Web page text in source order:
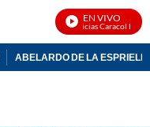
EN VIVO
Noticias Caracol En
ABELARDO DE LA